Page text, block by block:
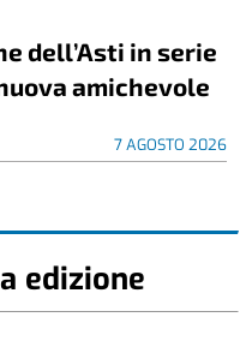
dell’Asti in serie
amichevole
7 AGOSTO 2026
edizione